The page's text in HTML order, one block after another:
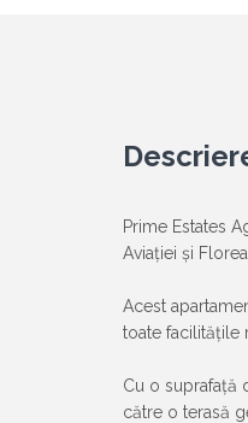
Prime Estates
Aviației și
Acest
toate facilitățile
Cu o suprafață
către o terasă